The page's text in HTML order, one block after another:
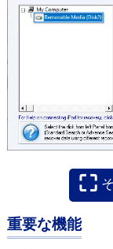
⛶
重要な機能